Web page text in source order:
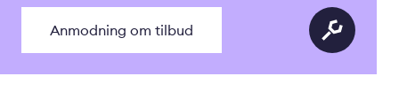
Anmodning om tilbud